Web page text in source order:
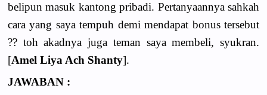
belipun masuk kantong pribadi. Pertanyaannya sahkah
cara yang saya tempuh demi mendapat bonus tersebut
?? toh akadnya juga teman saya membeli, syukran.
[Amel Liya Ach Shanty].
JAWABAN :